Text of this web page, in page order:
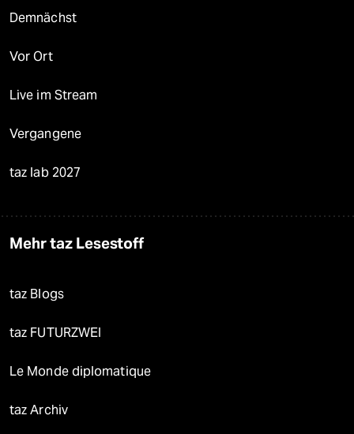
Demnächst
Vor Ort
Live im Stream
Vergangene
taz lab 2027
Mehr taz Lesestoff
taz Blogs
taz FUTURZWEI
Le Monde diplomatique
taz Archiv